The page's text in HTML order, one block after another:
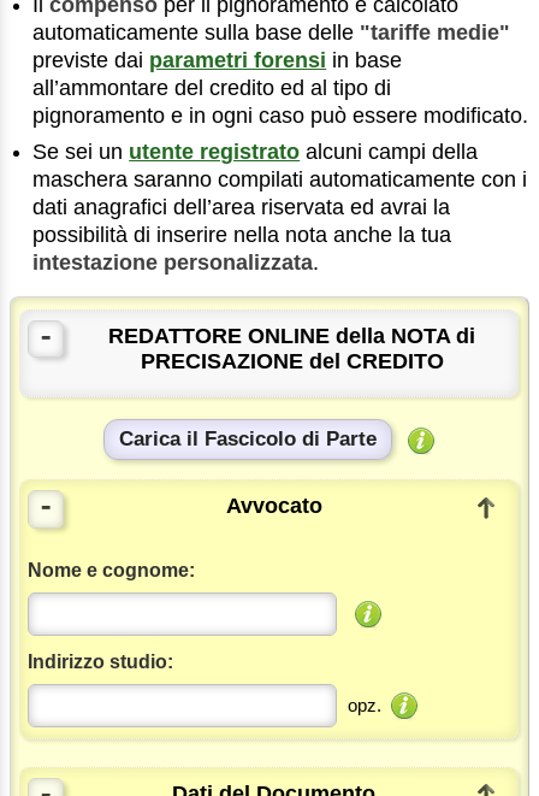
Ilcompenso per il pignoramento è calcolato
automaticamente sulla base delle "tariffe medie"
previste dai parametri forensi in base
all’ammontare del credito ed al tipo di
pignoramento e in ogni caso può essere modificato.
Se sei un utente registrato alcuni campi della
maschera saranno compilati automaticamente con i
dati anagrafici dell’area riservata ed avrai la
possibilità di inserire nella nota anche la tua
intestazione personalizzata.
-
REDATTORE ONLINE della NOTA di
PRECISAZIONE del CREDITO
Carica il Fascicolo di Parte
- Avvocato
Nome e cognome:
Indirizzo studio:
opz.